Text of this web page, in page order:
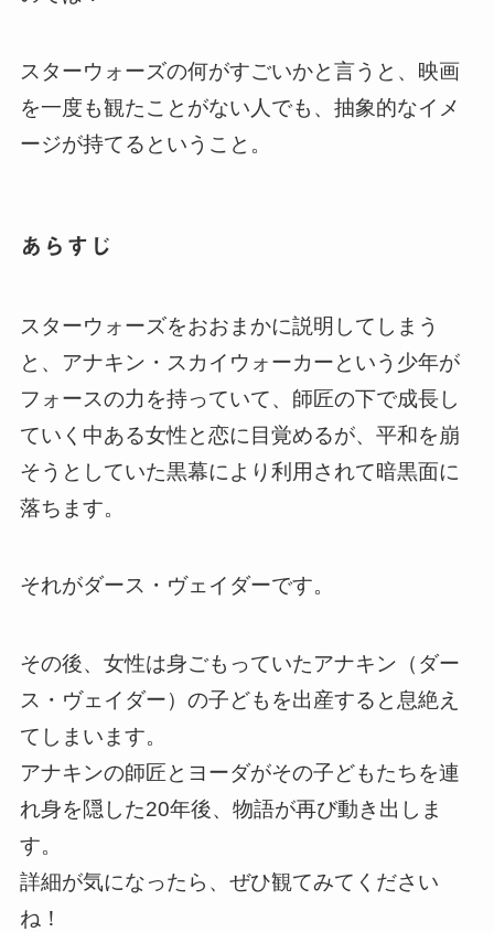
スターウォーズの何がすごいかと言うと、映画
を一度も観たことがない人でも、抽象的なイメ
ージが持てるということ。
あらすじ
スターウォーズをおおまかに説明してしまう
と、アナキン・スカイウォーカーという少年が
フォースの力を持っていて、師匠の下で成長し
ていく中ある女性と恋に目覚めるが、平和を崩
そうとしていた黒幕により利用されて暗黒面に
落ちます。
それがダース・ヴェイダーです。
その後、女性は身ごもっていたアナキン（ダー
ス・ヴェイダー）の子どもを出産すると息絶え
てしまいます。
アナキンの師匠とヨーダがその子どもたちを連
れ身を隠した20年後、物語が再び動き出しま
す。
詳細が気になったら、ぜひ観てみてください
ね！